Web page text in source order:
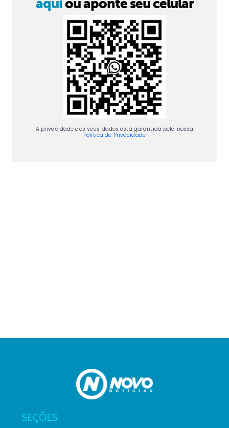
aquiou aponte seu celular
A privacidade dos seus dados está garantida pela nossa
Política de Privacidade
SEÇÕES